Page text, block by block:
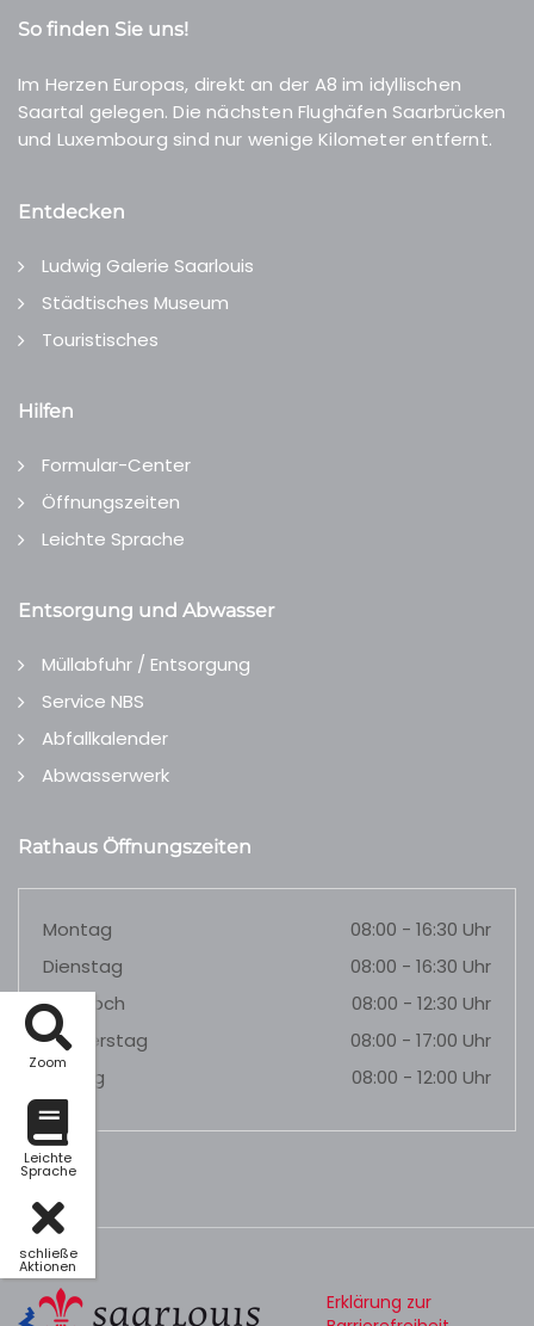
Zoom
Leichte
Sprache
schließe
Aktionen
So finden Sie uns!
Im Herzen Europas, direkt an der A8 im idyllischen
Saartal gelegen. Die nächsten Flughäfen Saarbrücken
und Luxembourg sind nur wenige Kilometer entfernt.
Entdecken
Ludwig Galerie Saarlouis
Städtisches Museum
Touristisches
Hilfen
Formular-Center
Öffnungszeiten
Leichte Sprache
Entsorgung und Abwasser
Müllabfuhr / Entsorgung
Service NBS
Abfallkalender
Abwasserwerk
Rathaus Öffnungszeiten
Montag
08:00 - 16:30 Uhr
Dienstag
08:00 - 16:30 Uhr
Mittwoch
08:00 - 12:30 Uhr
Donnerstag
08:00 - 17:00 Uhr
Freitag
08:00 - 12:00 Uhr
Erklärung zur